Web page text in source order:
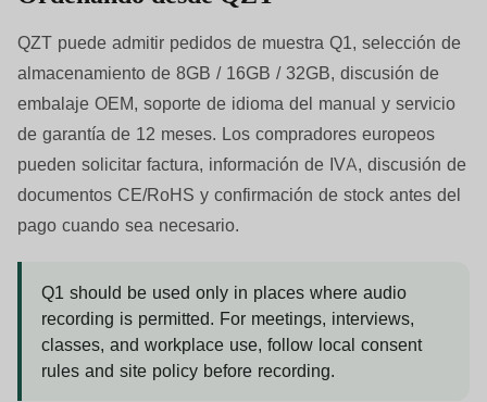
QZT puede admitir pedidos de muestra Q1, selección de
almacenamiento de 8GB / 16GB / 32GB, discusión de
embalaje OEM, soporte de idioma del manual y servicio
de garantía de 12 meses. Los compradores europeos
pueden solicitar factura, información de IVA, discusión de
documentos CE/RoHS y confirmación de stock antes del
pago cuando sea necesario.
Q1 should be used only in places where audio
recording is permitted. For meetings, interviews,
classes, and workplace use, follow local consent
rules and site policy before recording.